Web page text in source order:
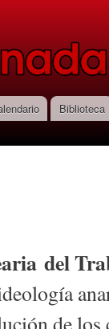
Biblioteca
del
de